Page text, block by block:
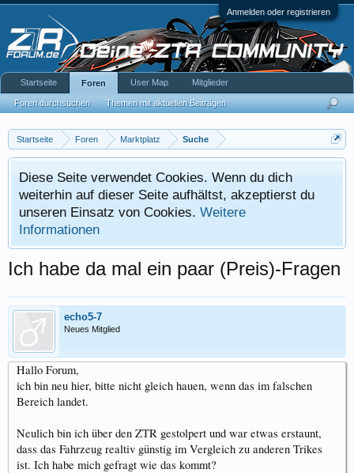
Anmelden oder registrieren
Startseite Foren Marktplatz Suche
Diese Seite verwendet Cookies. Wenn du dich
weiterhin auf dieser Seite aufhältst, akzeptierst du
unseren Einsatz von Cookies. Weitere
Informationen
Ich habe da mal ein paar (Preis)-Fragen
echo5-7
Neues Mitglied
Hallo Forum,
ich bin neu hier, bitte nicht gleich hauen, wenn das im falschen
Bereich landet.
Neulich bin ich über den ZTR gestolpert und war etwas erstaunt,
dass das Fahrzeug realtiv günstig im Vergleich zu anderen Trikes
ist. Ich habe mich gefragt wie das kommt?
Startseite Foren
Foren durchsuchen Themen mit aktuellen Beiträgen
User Map Mitglieder